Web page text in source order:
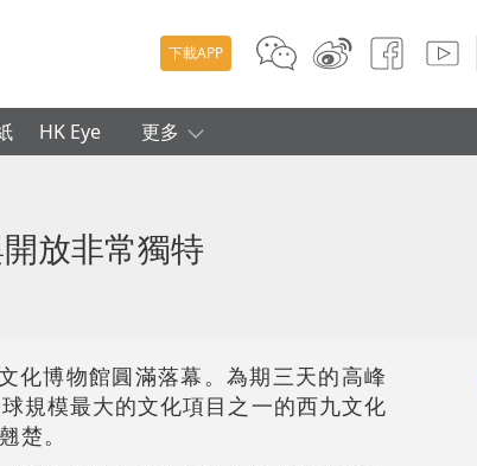
下載APP
HK Eye 更多
放非常獨特
化博物館圓滿落幕。為期三天的高峰
規模最大的文化項目之一的西九文化
楚。